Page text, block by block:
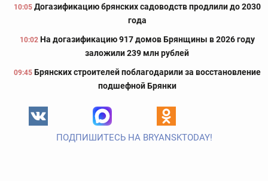
10:05 Догазификацию брянских садоводств продлили до 2030
года
10:02 На догазификацию 917 домов Брянщины в 2026 году
заложили 239 млн рублей
09:45 Брянских строителей поблагодарили за восстановление
подшефной Брянки
ПОДПИШИТЕСЬ НА BRYANSKTODAY!